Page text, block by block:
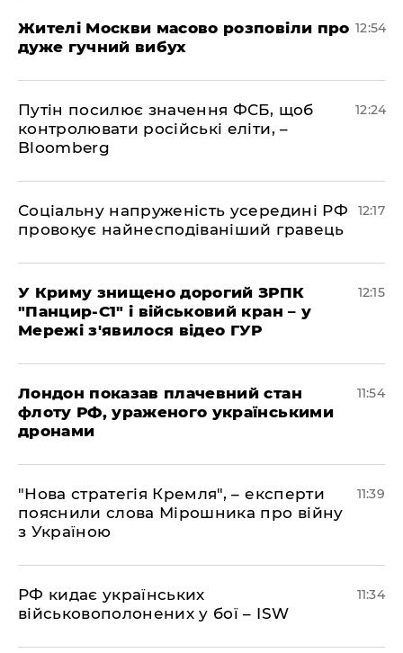
Жителі Москви масово розповіли про
дуже гучний вибух
12:54
Путін посилює значення ФСБ, щоб
контролювати російські еліти, –
Bloomberg
12:24
Соціальну напруженість усередині РФ
провокує найнесподіваніший гравець
12:17
У Криму знищено дорогий ЗРПК
"Панцир-С1" і військовий кран – у
Мережі з'явилося відео ГУР
12:15
Лондон показав плачевний стан
флоту РФ, ураженого українськими
дронами
11:54
"Нова стратегія Кремля", – експерти
пояснили слова Мірошника про війну
з Україною
11:39
РФ кидає українських
військовополонених у бої – ISW
11:34